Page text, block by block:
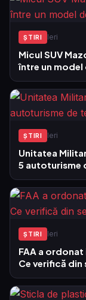
ŞTIRI Ieri
Micul SUV
între un model
ŞTIRI Ieri
Unitatea
5 autoturisme
ŞTIRI Ieri
FAA a ordonat
Ce verifică din